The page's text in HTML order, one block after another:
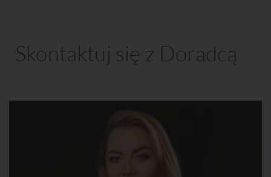
Skontaktuj się z Doradcą